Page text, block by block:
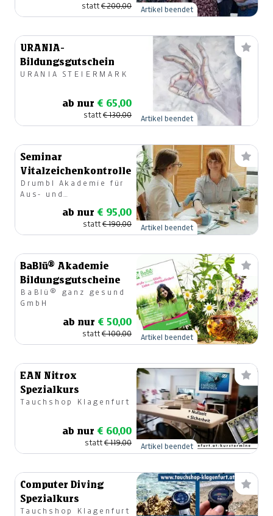
statt€ 200,00 Artikel beendet
URANIA-
Bildungsgutschein
URANIA STEIERMARK
ab nur € 65,00
statt€ 130,00 Artikel beendet
Seminar
Vitalzeichenkontrolle
Drumbl Akademie für
Aus- und
ab nur € 95,00
statt€ 190,00 Artikel beendet
BaBlü® Akademie
Bildungsgutscheine
BaBlü® ganz gesund
GmbH
ab nur € 50,00
statt€ 100,00 Artikel beendet
EAN Nitrox
Spezialkurs
Tauchshop Klagenfurt
ab nur € 60,00
statt€ 119,00 Artikel beendet
Computer Diving
Spezialkurs
Tauchshop Klagenfurt